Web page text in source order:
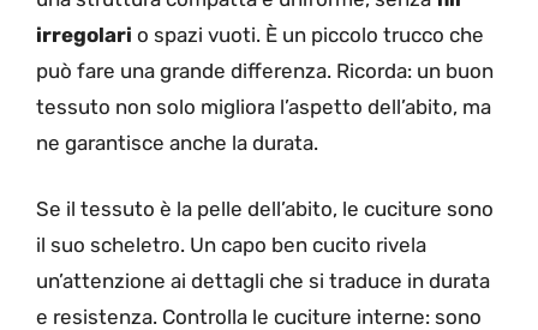
irregolari o spazi vuoti. È un piccolo trucco che
può fare una grande differenza. Ricorda: un buon
tessuto non solo migliora l’aspetto dell’abito, ma
ne garantisce anche la durata.
Se il tessuto è la pelle dell’abito, le cuciture sono
il suo scheletro. Un capo ben cucito rivela
un’attenzione ai dettagli che si traduce in durata
e resistenza. Controlla le cuciture interne: sono